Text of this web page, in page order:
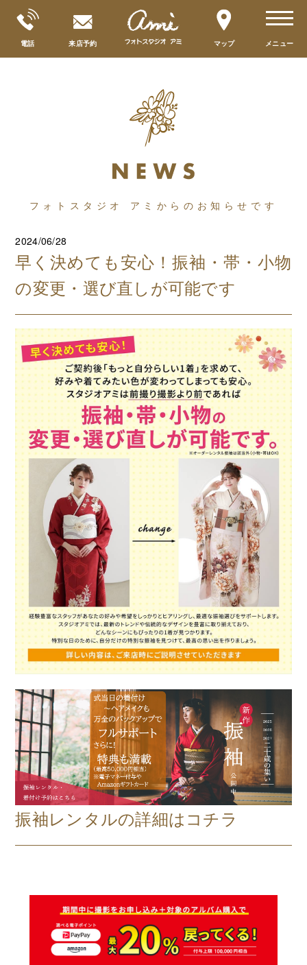
フォトスタジオ アミからのお知らせです
2024/06/28
早く決めても安心！振袖・帯・小物
の変更・選び直しが可能です
振袖レンタルの詳細はコチラ
toggle
電話 来店予約 マップ メニュー